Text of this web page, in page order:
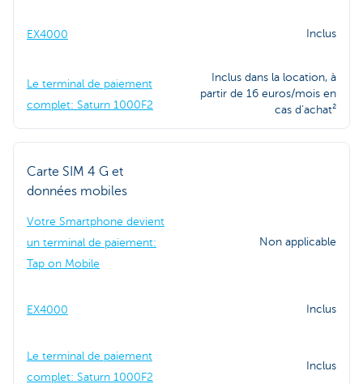
EX4000 Inclus
Le terminal de paiement
complet: Saturn 1000F2
Inclus dans la location, à
partir de 16 euros/mois en
cas d’achat²
Carte SIM 4 G et
données mobiles
Votre Smartphone devient
un terminal de paiement:
Tap on Mobile
Non applicable
EX4000 Inclus
Le terminal de paiement
complet: Saturn 1000F2
Inclus